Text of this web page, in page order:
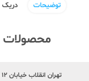
توضیحات دریک
محصولات
تهران انقلاب خیابان ۱۲ فروردین پایین تر از وحید نظری پلاک ۲۴۹